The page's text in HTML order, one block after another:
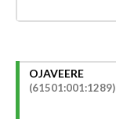
OJAVEERE
(61501:001:1289)